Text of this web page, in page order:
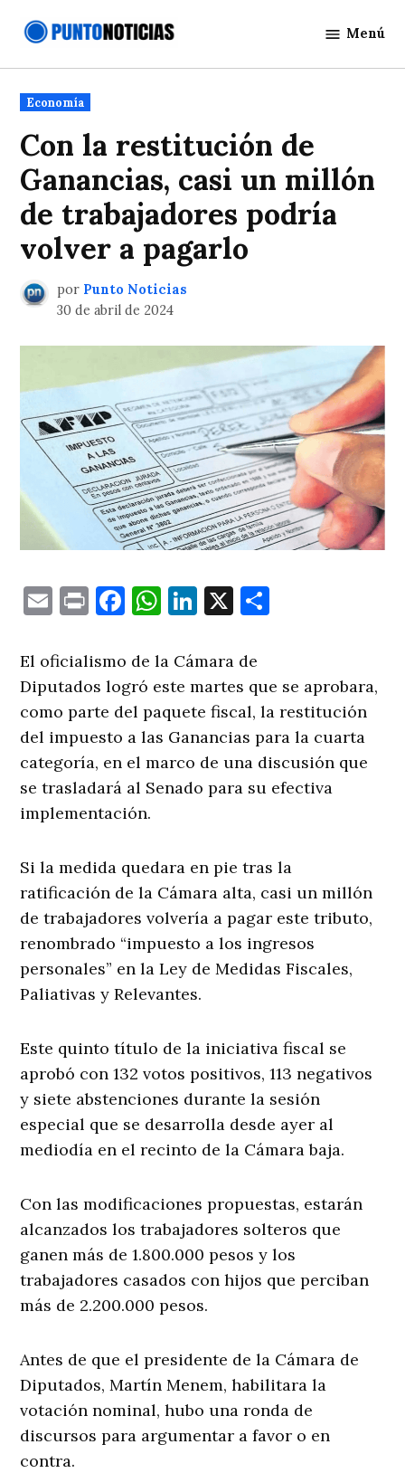
Noticias
Menú
Publicado
en
Economía
Con la restitución de
Ganancias, casi un millón
de trabajadores podría
volver a pagarlo
por Punto Noticias
30 de abril de 2024
EmailPrintFacebook
WhatsApp
LinkedIn
X
El oficialismo de la Cámara de
Diputados logró este martes que se aprobara,
como parte del paquete fiscal, la restitución
del impuesto a las Ganancias para la cuarta
categoría, en el marco de una discusión que
se trasladará al Senado para su efectiva
implementación.
Si la medida quedara en pie tras la
ratificación de la Cámara alta, casi un millón
de trabajadores volvería a pagar este tributo,
renombrado “impuesto a los ingresos
personales” en la Ley de Medidas Fiscales,
Paliativas y Relevantes.
Este quinto título de la iniciativa fiscal se
aprobó con 132 votos positivos, 113 negativos
y siete abstenciones durante la sesión
especial que se desarrolla desde ayer al
mediodía en el recinto de la Cámara baja.
Con las modificaciones propuestas, estarán
alcanzados los trabajadores solteros que
ganen más de 1.800.000 pesos y los
trabajadores casados con hijos que perciban
más de 2.200.000 pesos.
Antes de que el presidente de la Cámara de
Diputados, Martín Menem, habilitara la
votación nominal, hubo una ronda de
discursos para argumentar a favor o en
contra.